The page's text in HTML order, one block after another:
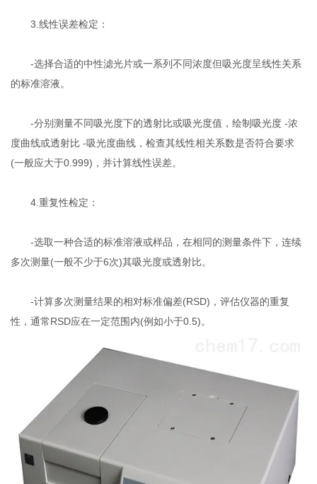
3.线性误差检定：
-选择合适的中性滤光片或一系列不同浓度但吸光度呈线性关系
的标准溶液。
-分别测量不同吸光度下的透射比或吸光度值，绘制吸光度 -浓
度曲线或透射比 -吸光度曲线，检查其线性相关系数是否符合要求
(一般应大于0.999)，并计算线性误差。
4.重复性检定：
-选取一种合适的标准溶液或样品，在相同的测量条件下，连续
多次测量(一般不少于6次)其吸光度或透射比。
-计算多次测量结果的相对标准偏差(RSD)，评估仪器的重复
性，通常RSD应在一定范围内(例如小于0.5)。